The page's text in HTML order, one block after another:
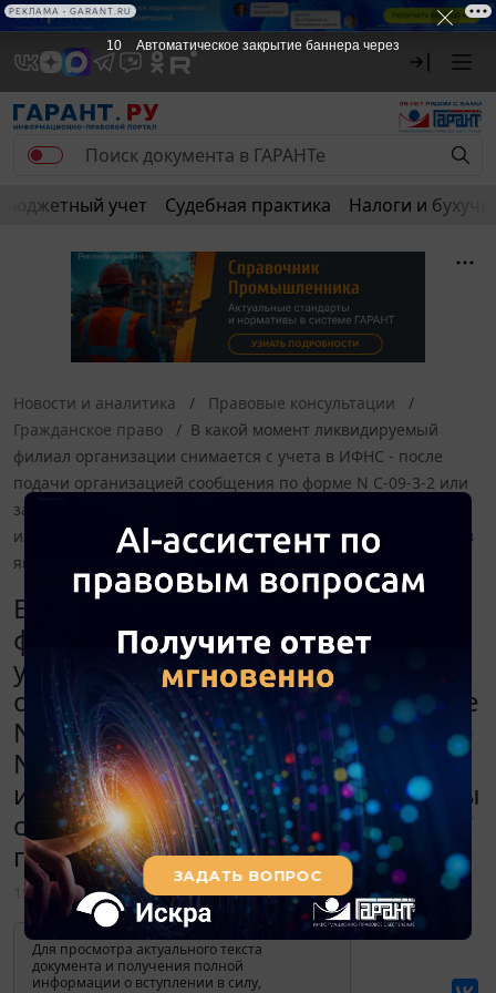
Бюджетный учет Судебная практика Налоги и
Новости и аналитика
Правовые консультации
Гражданское право
В какой момент ликвидируемый
филиал организации снимается с учета в ИФНС - после
подачи организацией сообщения по форме N С-09-3-2 или
заявления по форме N Р13001? В какой момент нужно
издать приказ о ликвидации, чтобы снять с учета филиал в
январе 2017 года?
В какой момент ликвидируемый
филиал организации снимается с
учета в ИФНС - после подачи
организацией сообщения по форме
N С-09-3-2 или заявления по форме
N Р13001? В какой момент нужно
издать приказ о ликвидации, чтобы
снять с учета филиал в январе 2017
года?
15 ноября 2016
Для просмотра актуального текста
документа и получения полной
информации о вступлении в силу,
10 Автоматическое закрытие баннера через
РЕКЛАМА • GARANT.RU